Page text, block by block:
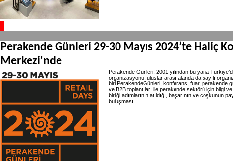
Perakende Günleri 29-30 Mayıs 2024’te Haliç
Merkezi'nde
Perakende Günleri, 2001 yılından bu yana
organizasyonu, uluslar arası alanda da sayılı
biri.PerakendeGünleri, konferans, fuar, perakende
ve B2B toplantıları ile perakende sektörü için bilgi ve
birliği adımlarının atıldığı, başarının ve coşkunun
buluşması.